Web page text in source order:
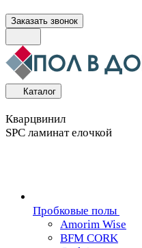
Заказать звонок
Каталог
Кварцвинил
SPC ламинат елочкой
Пробковые полы
Amorim Wise
BFM CORK